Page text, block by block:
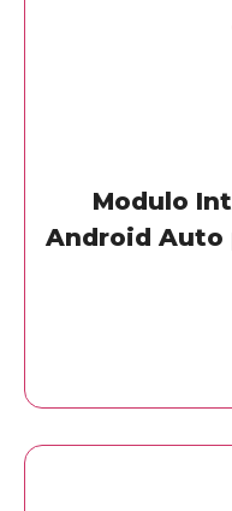
Modulo
Android Auto